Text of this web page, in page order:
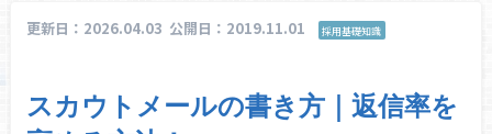
更新日：2026.04.03 公開日：2019.11.01 採用基礎知識
スカウトメールの書き方｜返信率を